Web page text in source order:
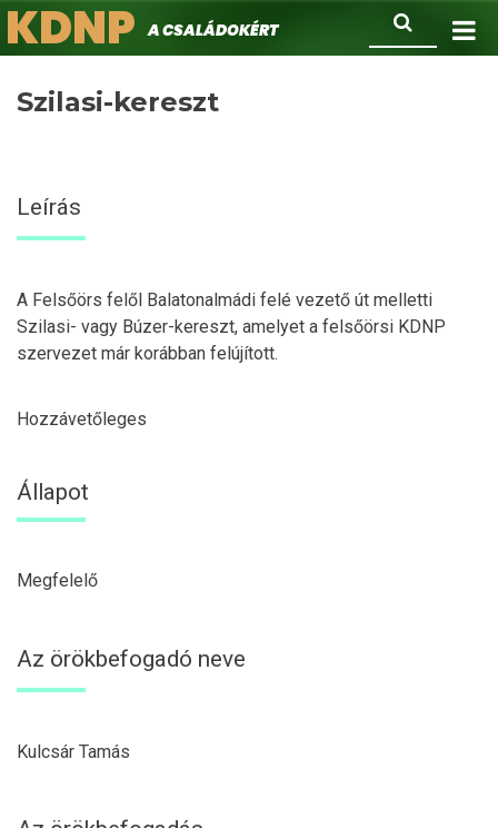
Ugrás
a
Keresés
KDNPA családokért.
Szilasi-kereszt
Leírás
A Felsőörs felől Balatonalmádi felé vezető út melletti
Szilasi- vagy Búzer-kereszt, amelyet a felsőörsi KDNP
szervezet már korábban felújított.
Hozzávetőleges
Állapot
Megfelelő
Az örökbefogadó neve
Kulcsár Tamás